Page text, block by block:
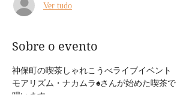
Ver tudo
Sobre o evento
神保町の喫茶しゃれこうべライブイベント
モアリズム・ナカムラ♠︎さんが始めた喫茶で
唄います。